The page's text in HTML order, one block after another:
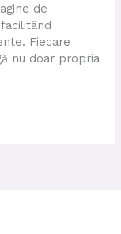
de
Fiecare
nu doar propria